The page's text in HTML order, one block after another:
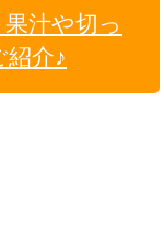
汁や切っ
介♪